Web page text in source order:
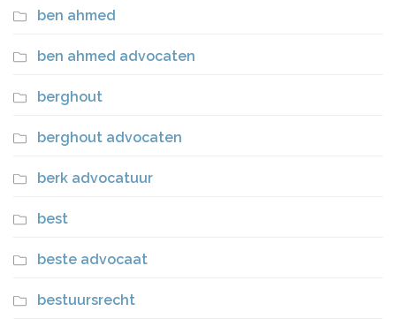
ben ahmed
ben ahmed advocaten
berghout
berghout advocaten
berk advocatuur
best
beste advocaat
bestuursrecht